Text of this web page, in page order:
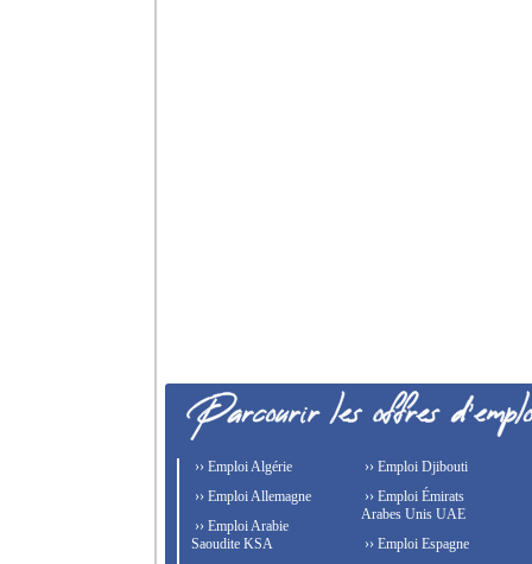
›› Emploi Algérie
›› Emploi Allemagne
›› Emploi Arabie
Saoudite KSA
›› Emploi Djibouti
›› Emploi Émirats
Arabes Unis UAE
›› Emploi Espagne